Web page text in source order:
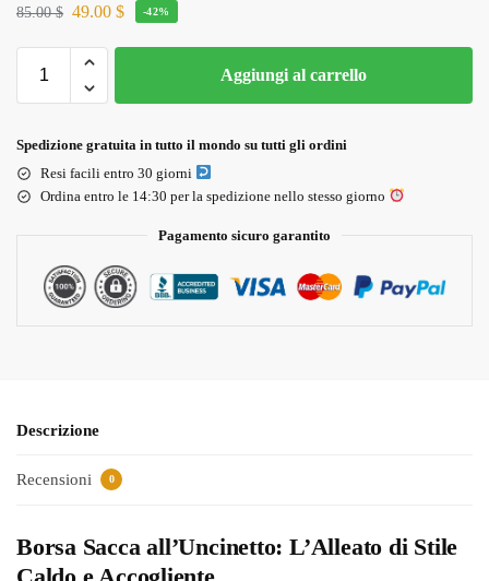
85.00$ 49.00 $ -42%
Aggiungi al carrello
Spedizione gratuita in tutto il mondo su tutti gli ordini
Resi facili entro 30 giorni
Ordina entro le 14:30 per la spedizione nello stesso giorno
Pagamento sicuro garantito
Descrizione
Recensioni 0
Borsa Sacca all’Uncinetto: L’Alleato di Stile